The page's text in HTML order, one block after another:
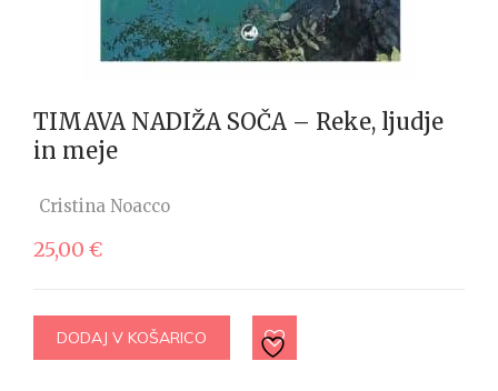
TIMAVA NADIŽA SOČA – Reke, ljudje
in meje
Cristina Noacco
25,00 €
DODAJ V KOŠARICO